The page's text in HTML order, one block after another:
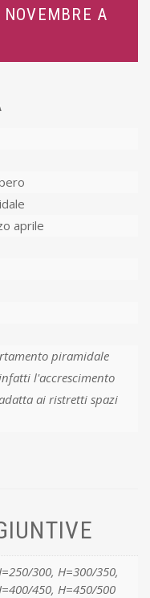
A
aprile
l'accrescimento
ai ristretti spazi
300, H=300/350,
450, H=450/500